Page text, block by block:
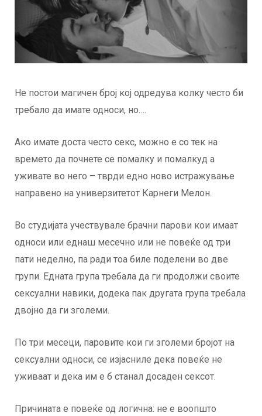
Не постои магичен број кој одредува колку често би
требало да имате односи, но….
Ако имате доста често секс, можно е со тек на
времето да почнете се помалку и помалкуд а
уживате во него – тврди едно ново истражување
направено на универзитетот Карнеги Мелон.
Во студијата учествувале брачни парови кои имаат
односи или еднаш месечно или не повеќе од три
пати неделно, па ради тоа биле поделени во две
групи. Едната група требала да ги продолжи своите
сексуални навики, додека пак другата група требала
двојно да ги зголеми.
По три месеци, паровите кои ги зголеми бројот на
сексуални односи, се изјасниле дека повеќе не
уживаат и дека им е б станал досаден сексот.
Причината е повеќе од логична: не е воопшто